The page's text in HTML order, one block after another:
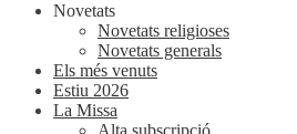
Novetats
Novetats religioses
Novetats generals
Els més venuts
Estiu 2026
La Missa
Alta subscripció